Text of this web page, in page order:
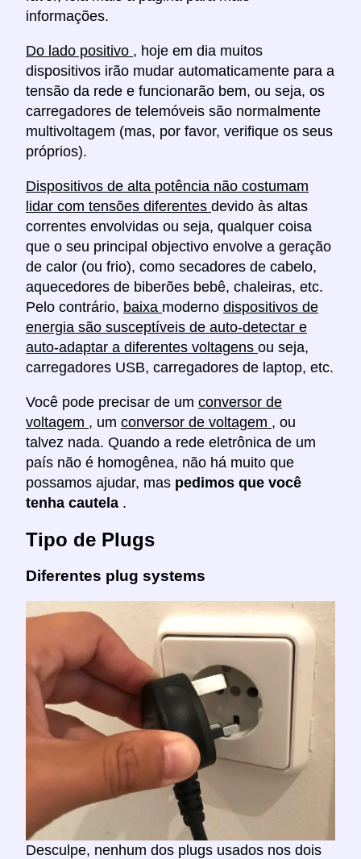
informações.
Do lado positivo , hoje em dia muitos
dispositivos irão mudar automaticamente para a
tensão da rede e funcionarão bem, ou seja, os
carregadores de telemóveis são normalmente
multivoltagem (mas, por favor, verifique os seus
próprios).
Dispositivos de alta potência não costumam
lidar com tensões diferentes devido às altas
correntes envolvidas ou seja, qualquer coisa
que o seu principal objectivo envolve a geração
de calor (ou frio), como secadores de cabelo,
aquecedores de biberões bebê, chaleiras, etc.
Pelo contrário, baixa moderno dispositivos de
energia são susceptíveis de auto-detectar e
auto-adaptar a diferentes voltagens ou seja,
carregadores USB, carregadores de laptop, etc.
Você pode precisar de um conversor de
voltagem , um conversor de voltagem , ou
talvez nada. Quando a rede eletrônica de um
país não é homogênea, não há muito que
possamos ajudar, mas pedimos que você
tenha cautela .
Tipo de Plugs
Diferentes plug systems
Desculpe, nenhum dos plugs usados nos dois